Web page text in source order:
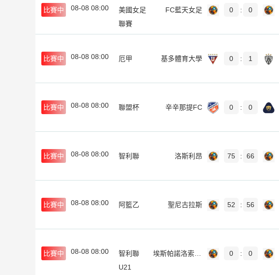
比賽中 08-08 08:00
美國女足
聯賽
FC藍天女足 0 : 0
比賽中 08-08 08:00 厄甲 基多體育大學 0 : 1
比賽中 08-08 08:00 聯盟杯 辛辛那提FC 0 : 0
比賽中 08-08 08:00 智利聯 洛斯利昂 75 : 66
比賽中 08-08 08:00 阿籃乙 聖尼古拉斯 52 : 56
比賽中 08-08 08:00
智利聯
U21
0 : 0